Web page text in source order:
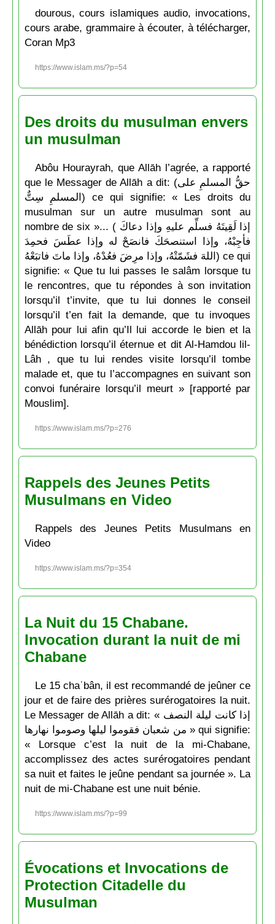
dourous, cours islamiques audio, invocations,
cours arabe, grammaire à écouter, à télécharger,
Coran Mp3
https://www.islam.ms/?p=54
Des droits du musulman envers
un musulman
Abôu Hourayrah, que Allāh l’agrée, a rapporté
que le Messager de Allāh a dit: (حقُّ المسلمِ على
المسلمِ سِتٌّ) ce qui signifie: « Les droits du
musulman sur un autre musulman sont au
nombre de six »... ( إذا لَقِيتَهُ فسلِّم عليهِ وإذا دعاكَ
فأجِبْهُ، وإذا استنصحَكَ فانصَحْ له وإذا عطَسَ فحمِدَ
اللهَ فشَمّتْهُ، وإذا مرِضَ فعُدْهُ، وإذا ماتَ فاتبَعْهُ) ce qui
signifie: « Que tu lui passes le salâm lorsque tu
le rencontres, que tu répondes à son invitation
lorsqu’il t’invite, que tu lui donnes le conseil
lorsqu’il t’en fait la demande, que tu invoques
Allāh pour lui afin qu’Il lui accorde le bien et la
bénédiction lorsqu’il éternue et dit Al-Hamdou lil-
Lâh , que tu lui rendes visite lorsqu’il tombe
malade et, que tu l’accompagnes en suivant son
convoi funéraire lorsqu’il meurt » [rapporté par
Mouslim].
https://www.islam.ms/?p=276
Rappels des Jeunes Petits
Musulmans en Video
Rappels des Jeunes Petits Musulmans en
Video
https://www.islam.ms/?p=354
La Nuit du 15 Chabane.
Invocation durant la nuit de mi
Chabane
Le 15 chaʿbân, il est recommandé de jeûner ce
jour et de faire des prières surérogatoires la nuit.
Le Messager de Allāh a dit: « إذا كانت ليلة النصف
من شعبان فقوموا ليلها وصوموا نهارها » qui signifie:
« Lorsque c’est la nuit de la mi-Chabane,
accomplissez des actes surérogatoires pendant
sa nuit et faites le jeûne pendant sa journée ». La
nuit de mi-Chabane est une nuit bénie.
https://www.islam.ms/?p=99
Évocations et Invocations de
Protection Citadelle du
Musulman